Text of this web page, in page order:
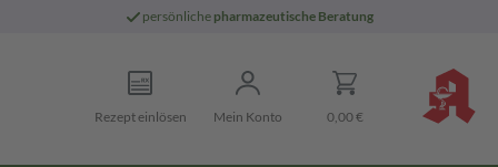
persönliche pharmazeutische Beratung
Rezept einlösen Mein Konto 0,00 €